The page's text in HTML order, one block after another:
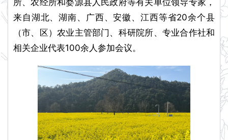
所、农经所和婺源县人民政府等有关单位领导专家，
来自湖北、湖南、广西、安徽、江西等省20余个县
（市、区）农业主管部门、科研院所、专业合作社和
相关企业代表100余人参加会议。